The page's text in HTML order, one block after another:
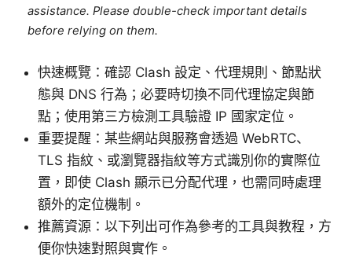
assistance. Please double-check important details
before relying on them.
快速概覽：確認 Clash 設定、代理規則、節點狀
態與 DNS 行為；必要時切換不同代理協定與節
點；使用第三方檢測工具驗證 IP 國家定位。
重要提醒：某些網站與服務會透過 WebRTC、
TLS 指紋、或瀏覽器指紋等方式識別你的實際位
置，即使 Clash 顯示已分配代理，也需同時處理
額外的定位機制。
推薦資源：以下列出可作為參考的工具與教程，方
便你快速對照與實作。